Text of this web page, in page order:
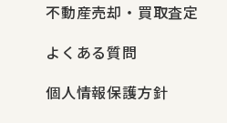
不動産売却・買取査定
よくある質問
個人情報保護方針